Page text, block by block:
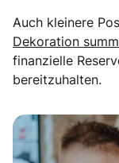
Auch kleinere
Dekoration
finanzielle
bereitzuhalten.